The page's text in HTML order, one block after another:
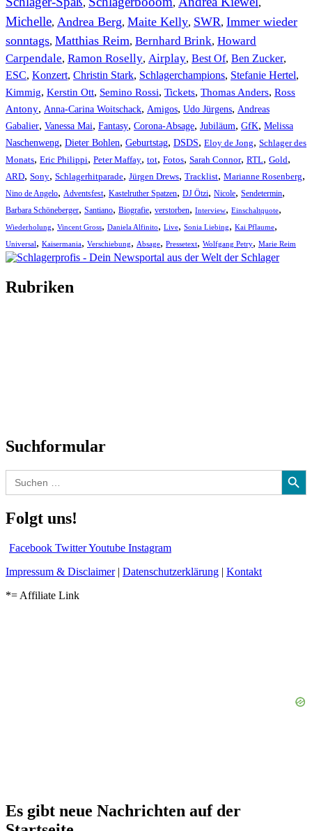
Michelle, Andrea Berg, Maite Kelly, SWR, Immer wieder
sonntags, Matthias Reim, Bernhard Brink, Howard
Carpendale, Ramon Roselly, Airplay, Best Of, Ben Zucker,
ESC, Konzert, Christin Stark, Schlagerchampions, Stefanie Hertel,
Kimmig, Kerstin Ott, Semino Rossi, Tickets, Thomas Anders, Ross
Antony, Anna-Carina Woitschack, Amigos, Udo Jürgens, Andreas
Gabalier, Vanessa Mai, Fantasy, Corona-Absage, Jubiläum, GfK, Melissa
Naschenweng, Dieter Bohlen, Geburtstag, DSDS, Eloy de Jong, Schlager des
Monats, Eric Philippi, Peter Maffay, tot, Fotos, Sarah Connor, RTL, Gold,
ARD, Sony, Schlagerhitparade, Jürgen Drews, Tracklist, Marianne Rosenberg,
Nino de Angelo, Adventsfest, Kastelruther Spatzen, DJ Ötzi, Nicole, Sendetermin,
Barbara Schöneberger, Santiano, Biografie, verstorben, Interview, Einschaltquote,
Wiederholung, Vincent Gross, Daniela Alfinito, Live, Sonia Liebing, Kai Pflaume,
Universal, Kaisermania, Verschiebung, Absage, Pressetext, Wolfgang Petry, Marie Reim
Rubriken
Suchformular
Search
for:
Search Button
Folgt uns!
Facebook TwitterYoutube Instagram
Impressum & Disclaimer| Datenschutzerklärung | Kontakt
*= Affiliate Link
Es gibt neue Nachrichten auf der